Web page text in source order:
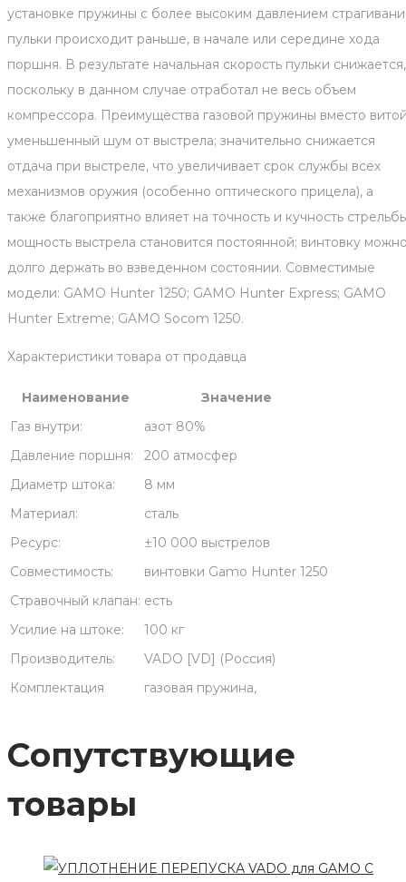
установке пружины с более высоким давлением
пульки происходит раньше, в начале или середине хода
поршня. В результате начальная скорость пульки снижается,
поскольку в данном случае отработал не весь объем
компрессора. Преимущества газовой пружины вместо
уменьшенный шум от выстрела; значительно снижается
отдача при выстреле, что увеличивает срок службы всех
механизмов оружия (особенно оптического прицела), а
также благоприятно влияет на точность и кучность
мощность выстрела становится постоянной; винтовку
долго держать во взведенном состоянии. Совместимые
модели: GAMO Hunter 1250; GAMO Hunter Express; GAMO
Hunter Extreme; GAMO Socom 1250.
Характеристики товара от продавца
Наименование
Значение
Газ внутри:
азот 80%
Давление поршня:
200 атмосфер
Диаметр штока:
8 мм
Материал:
сталь
Ресурс:
±10 000 выстрелов
Совместимость:
винтовки Gamo Hunter 1250
Стравочный клапан: есть
Усилие на штоке:
100 кг
Производитель:
VADO [VD] (Россия)
Комплектация
газовая пружина,
Сопутствующие
товары